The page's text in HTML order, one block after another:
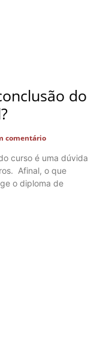
do
comentário
curso é uma dúvida
Afinal, o que
o diploma de